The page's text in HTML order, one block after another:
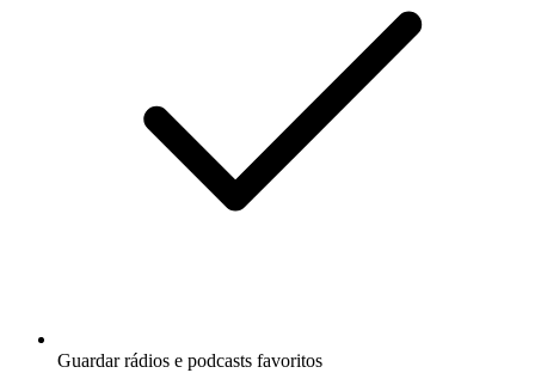
Guardar rádios e podcasts favoritos